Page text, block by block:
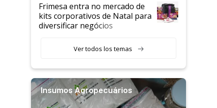
Frimesa entra no mercado de
kits corporativos de Natal para
diversificar negócios
Ver todos los temas
Insumos Agropecuários